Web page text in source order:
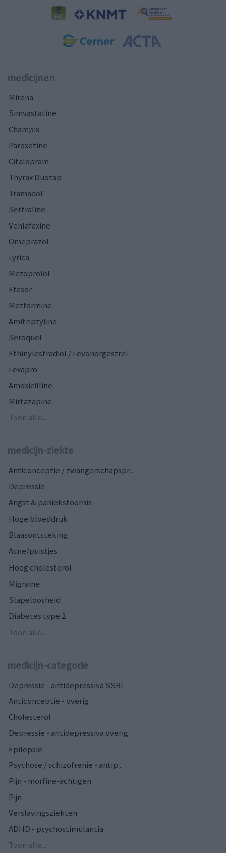
medicijnen
Mirena
Simvastatine
Champix
Paroxetine
Citalopram
Thyrax Duotab
Tramadol
Sertraline
Venlafaxine
Omeprazol
Lyrica
Metoprolol
Efexor
Metformine
Amitriptyline
Seroquel
Ethinylestradiol / Levonorgestrel
Lexapro
Amoxicilline
Mirtazapine
Toon alle...
medicijn-ziekte
Anticonceptie / zwangerschapspr...
Depressie
Angst & paniekstoornis
Hoge bloeddruk
Blaasontsteking
Acne/puistjes
Hoog cholesterol
Migraine
Slapeloosheid
Diabetes type 2
Toon alle...
medicijn-categorie
Depressie - antidepressiva SSRI
Anticonceptie - overig
Cholesterol
Depressie - antidepressiva overig
Epilepsie
Psychose / schizofrenie - antip...
Pijn - morfine-achtigen
Pijn
Verslavingsziekten
ADHD - psychostimulantia
Toon alle...